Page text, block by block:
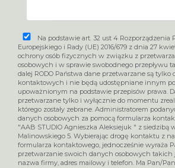
Na podstawie art. 32 ust 4 Rozporządzenia
Europejskiego i Rady (UE) 2016/679 z dnia 27
ochrony osób fizycznych w związku z
osobowych i w sprawie swobodnego przepływu
dalej RODO Państwa dane przetwarzane są tylko
kontaktowych i nie będą udostępniane innym
upoważnionym na podstawie przepisów prawa.
przetwarzane tylko i wyłącznie do momentu
którego zostały zebrane. Administratorem
danych osobowych za pomocą formularza
"AAB STUDIO Agnieszka Aleksiejuk " z siedzibą
Malinowskiego 5. Wybierając drogę kontaktu z
formularza kontaktowego, jednocześnie wyraża
przetwarzanie swoich danych osobowych takich
nazwa firmy, adres mailowy i telefon. Ma Pan/